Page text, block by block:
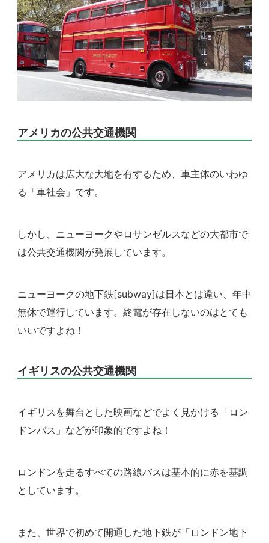
アメリカの公共交通機関
アメリカは広大な大地を有するため、車主体のいわゆ
る「車社会」です。
しかし、ニューヨークやロサンゼルスなどの大都市で
は公共交通機関が発展しています。
ニューヨークの地下鉄[subway]は日本とは違い、年中
無休で運行しています。終電が存在しないのはとても
いいですよね！
イギリスの公共交通機関
イギリスを舞台とした映画などでよく見かける「ロン
ドンバス」などが印象的ですよね！
ロンドンを走るすべての路線バスは基本的に赤を基調
としています。
また、世界で初めて開通した地下鉄が「ロンドン地下